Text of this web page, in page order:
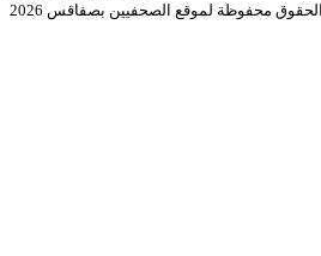
محفوظة لموقع الصحفيين بصفاقس 2026